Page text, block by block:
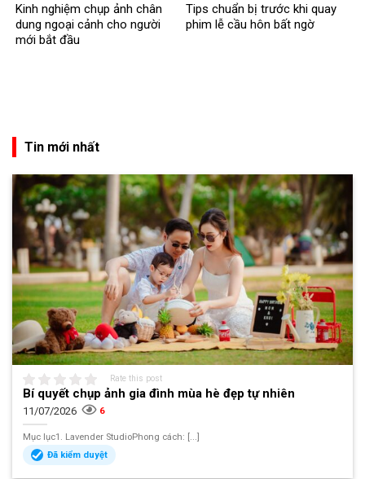
Kinh nghiệm chụp ảnh chân
dung ngoại cảnh cho người
mới bắt đầu
Tips chuẩn bị trước khi quay
phim lễ cầu hôn bất ngờ
Tin mới nhất
Rate this post
Bí quyết chụp ảnh gia đình mùa hè đẹp tự nhiên
11/07/2026 6
Mục lục1. Lavender StudioPhong cách: [...]
Đã kiểm duyệt